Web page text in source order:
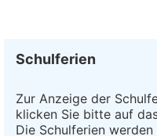
Schulferien
Zur Anzeige der
klicken Sie bitte auf
Die Schulferien